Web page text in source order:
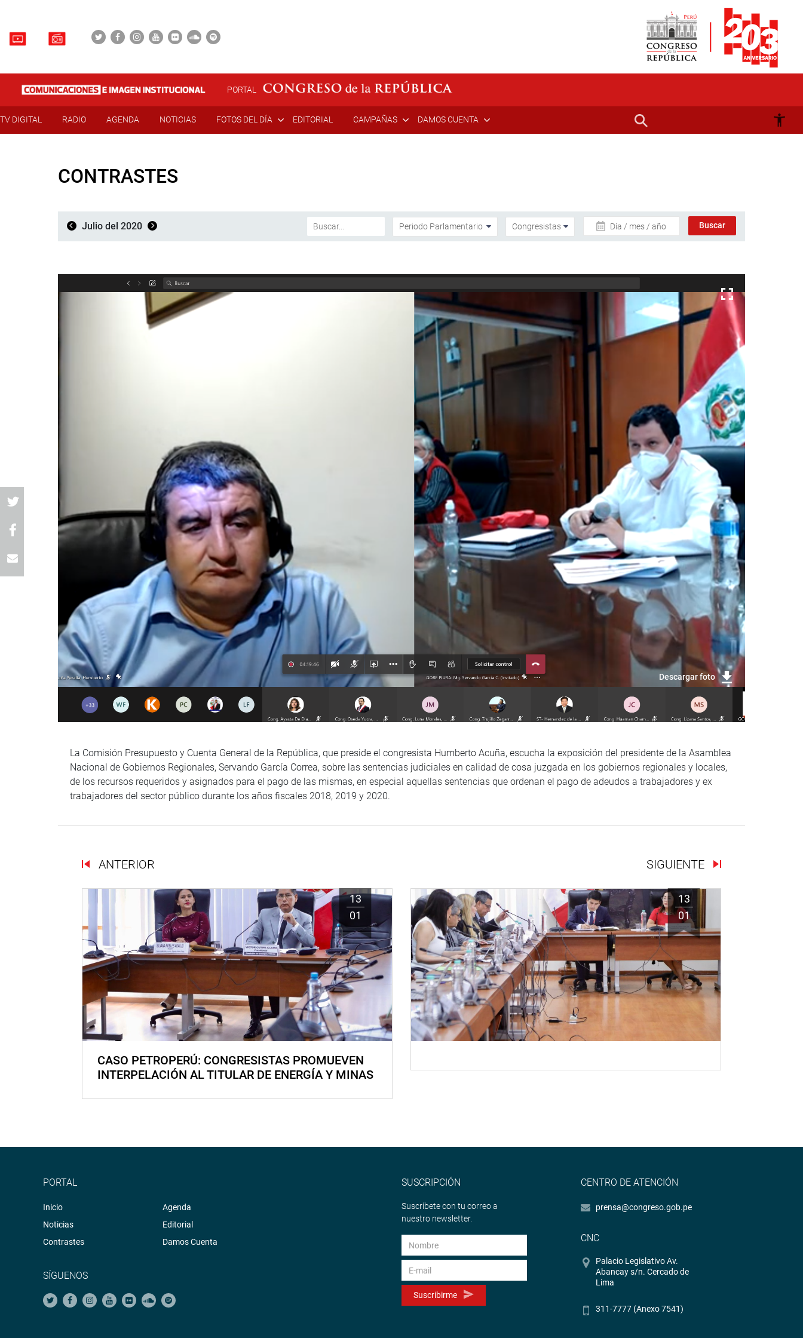
PORTAL
TV DIGITAL RADIO AGENDA NOTICIAS FOTOS DEL DÍA EDITORIAL CAMPAÑAS DAMOS CUENTA
CONTRASTES
Julio del 2020 Día / mes / año
Descargar foto
La Comisión Presupuesto y Cuenta General de la República, que preside el congresista Humberto Acuña, escucha la exposición del presidente de la Asamblea
Nacional de Gobiernos Regionales, Servando García Correa, sobre las sentencias judiciales en calidad de cosa juzgada en los gobiernos regionales y locales,
de los recursos requeridos y asignados para el pago de las mismas, en especial aquellas sentencias que ordenan el pago de adeudos a trabajadores y ex
trabajadores del sector público durante los años fiscales 2018, 2019 y 2020.
ANTERIOR SIGUIENTE
13
01
CASO PETROPERÚ: CONGRESISTAS PROMUEVEN
INTERPELACIÓN AL TITULAR DE ENERGÍA Y MINAS
13
01
PORTAL
Inicio
Noticias
Contrastes
Agenda
Editorial
Damos Cuenta
SÍGUENOS
SUSCRIPCIÓN
Suscríbete con tu correo a
nuestro newsletter.
Suscribirme
CENTRO DE ATENCIÓN
prensa@congreso.gob.pe
CNC
Palacio Legislativo Av.
Abancay s/n. Cercado de
Lima
311-7777 (Anexo 7541)